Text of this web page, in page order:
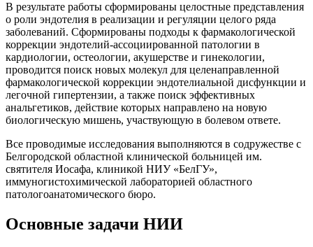
В результате работы сформированы целостные представления
о роли эндотелия в реализации и регуляции целого ряда
заболеваний. Сформированы подходы к фармакологической
коррекции эндотелий-ассоциированной патологии в
кардиологии, остеологии, акушерстве и гинекологии,
проводится поиск новых молекул для целенаправленной
фармакологической коррекции эндотелиальной дисфункции и
легочной гипертензии, а также поиск эффективных
анальгетиков, действие которых направлено на новую
биологическую мишень, участвующую в болевом ответе.
Все проводимые исследования выполняются в содружестве с
Белгородской областной клинической больницей им.
святителя Иосафа, клиникой НИУ «БелГУ»,
иммуногистохимической лабораторией областного
патологоанатомического бюро.
Основные задачи НИИ